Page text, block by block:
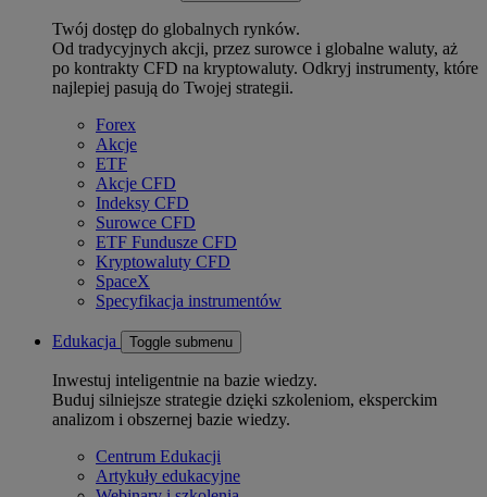
Twój dostęp do globalnych rynków.
Od tradycyjnych akcji, przez surowce i globalne waluty, aż
po kontrakty CFD na kryptowaluty. Odkryj instrumenty, które
najlepiej pasują do Twojej strategii.
Forex
Akcje
ETF
Akcje CFD
Indeksy CFD
Surowce CFD
ETF Fundusze CFD
Kryptowaluty CFD
SpaceX
Specyfikacja instrumentów
Edukacja Toggle submenu
Inwestuj inteligentnie na bazie wiedzy.
Buduj silniejsze strategie dzięki szkoleniom, eksperckim
analizom i obszernej bazie wiedzy.
Centrum Edukacji
Artykuły edukacyjne